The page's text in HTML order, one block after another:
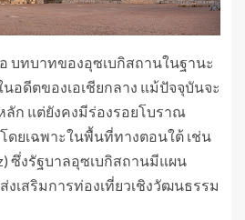
บทบาทของอุซเบกิสถานในฐานะ
อดีตของเอเชียกลาง แม้ปัจจุบันจะ
ลัก แต่ยังคงมีร่องรอยโบราณ
ดยเฉพาะในพื้นที่ทางตอนใต้ เช่น
ซึ่งรัฐบาลอุซเบกิสถานมีแผน
เสริมการท่องเที่ยวเชิงวัฒนธรรม